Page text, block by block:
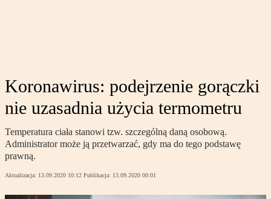
Koronawirus: podejrzenie gorączki
nie uzasadnia użycia termometru
Temperatura ciała stanowi tzw. szczególną daną osobową.
Administrator może ją przetwarzać, gdy ma do tego podstawę
prawną.
Aktualizacja: 13.09.2020 10:12 Publikacja: 13.09.2020 00:01